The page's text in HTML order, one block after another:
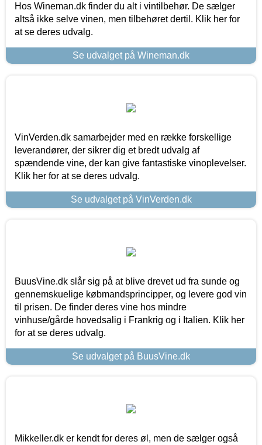
Hos Wineman.dk finder du alt i vintilbehør. De sælger
altså ikke selve vinen, men tilbehøret dertil. Klik her for
at se deres udvalg.
Se udvalget på Wineman.dk
VinVerden.dk samarbejder med en række forskellige
leverandører, der sikrer dig et bredt udvalg af
spændende vine, der kan give fantastiske vinoplevelser.
Klik her for at se deres udvalg.
Se udvalget på VinVerden.dk
BuusVine.dk slår sig på at blive drevet ud fra sunde og
gennemskuelige købmandsprincipper, og levere god vin
til prisen. De finder deres vine hos mindre
vinhuse/gårde hovedsalig i Frankrig og i Italien. Klik her
for at se deres udvalg.
Se udvalget på BuusVine.dk
Mikkeller.dk er kendt for deres øl, men de sælger også